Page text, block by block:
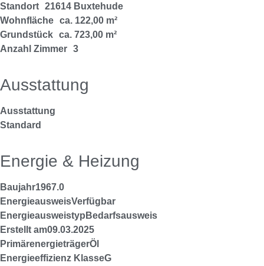
Standort 21614 Buxtehude
Wohnfläche ca. 122,00 m²
Grundstück ca. 723,00 m²
Anzahl Zimmer 3
Ausstattung
Ausstattung
Standard
Energie & Heizung
Baujahr1967.0
EnergieausweisVerfügbar
Energie­ausweistyp Bedarfsausweis
Erstellt am09.03.2025
PrimärenergieträgerÖl
Energieeffizienz KlasseG